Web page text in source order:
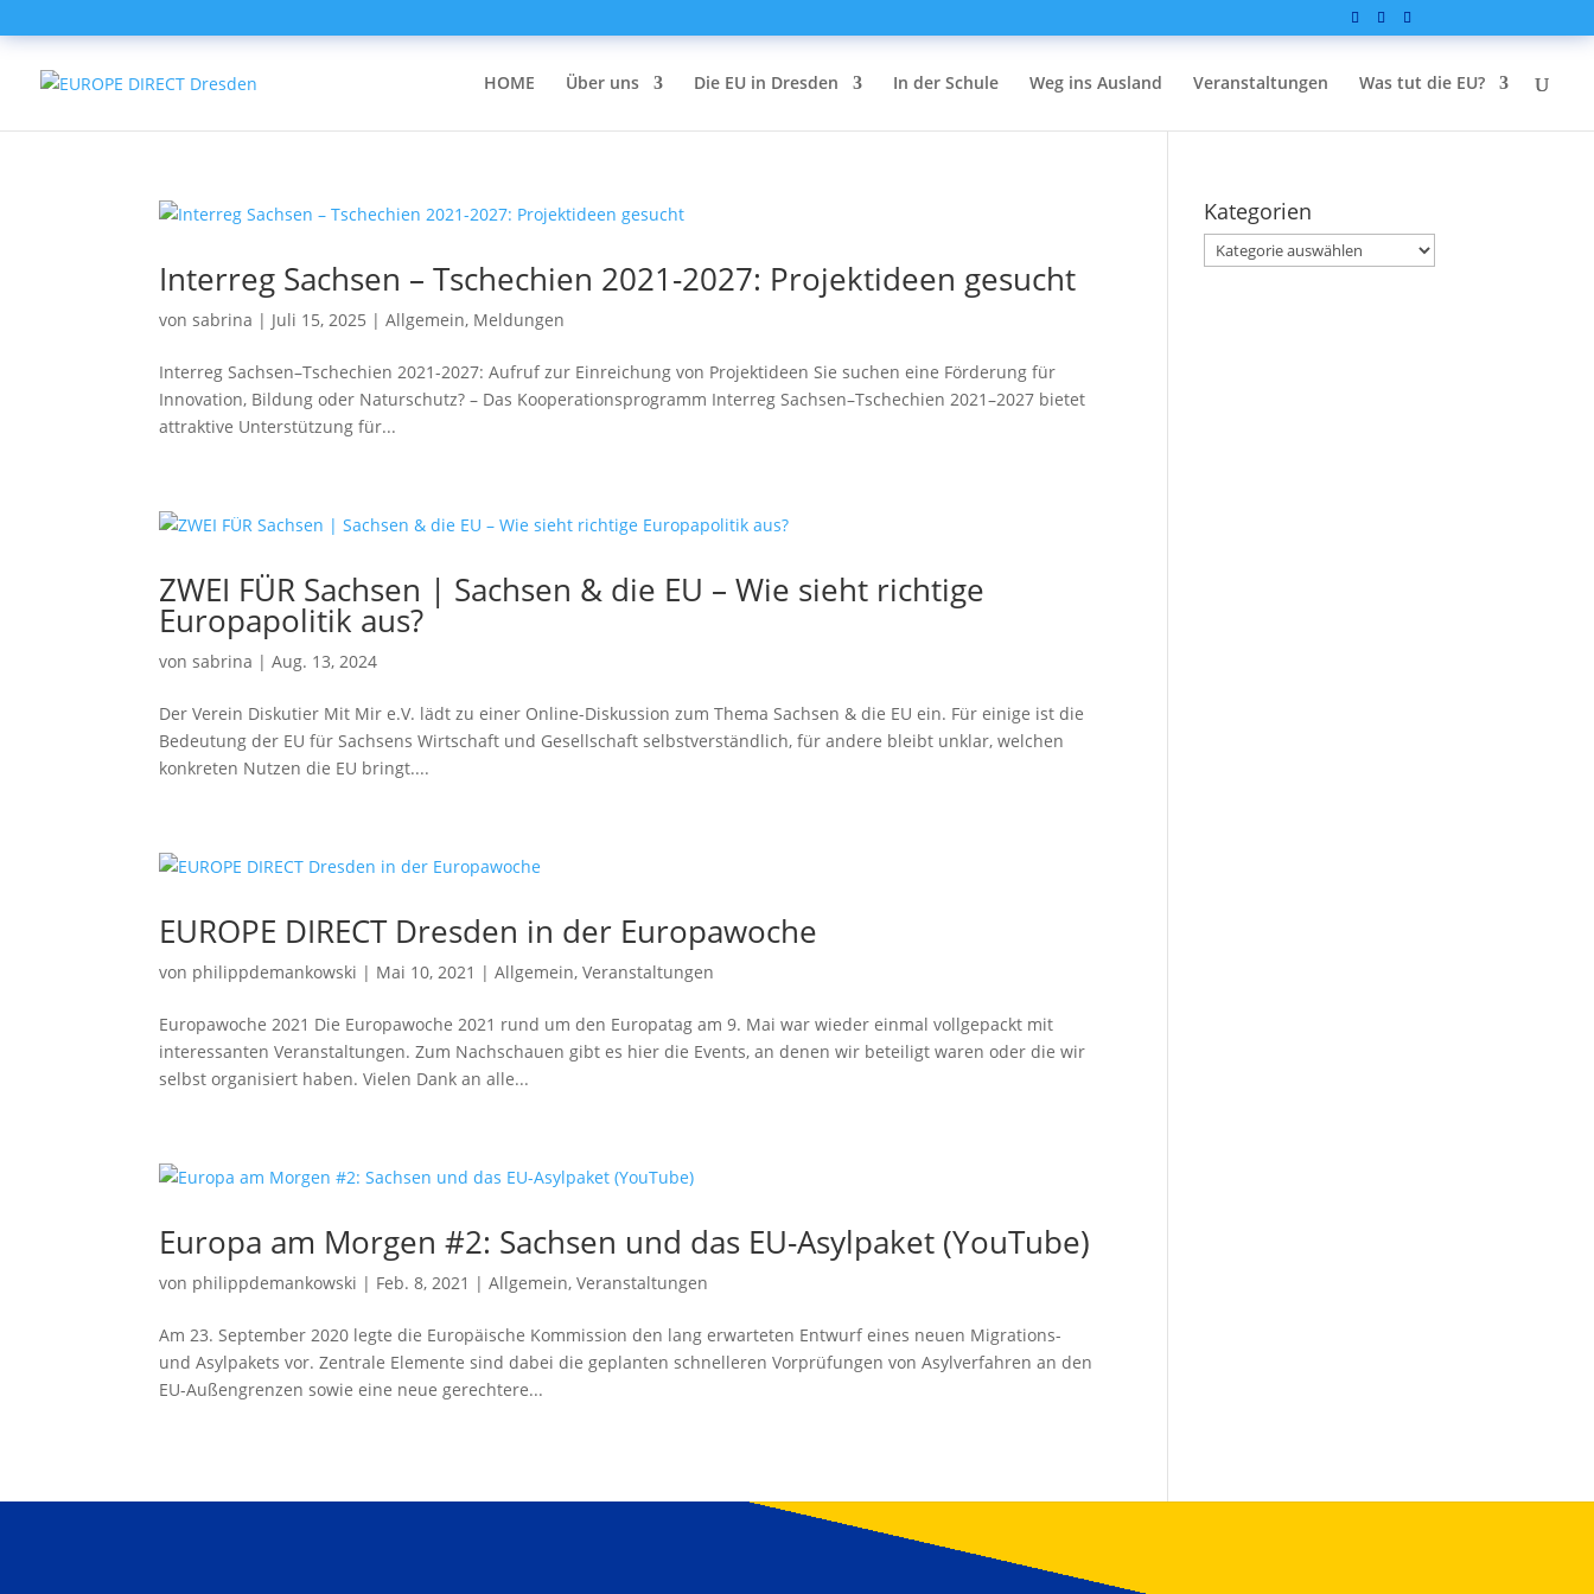
HOME Über uns Die EU in Dresden In der Schule Weg ins Ausland Veranstaltungen Was tut die EU?
Interreg Sachsen – Tschechien 2021-2027: Projektideen gesucht
vonsabrina | Juli 15, 2025 |Allgemein, Meldungen
Interreg Sachsen–Tschechien 2021-2027: Aufruf zur Einreichung von Projektideen Sie suchen eine Förderung für
Innovation, Bildung oder Naturschutz? – Das Kooperationsprogramm Interreg Sachsen–Tschechien 2021–2027 bietet
attraktive Unterstützung für...
ZWEI FÜR Sachsen | Sachsen & die EU – Wie sieht richtige
Europapolitik aus?
vonsabrina |Aug. 13, 2024
Der Verein Diskutier Mit Mir e.V. lädt zu einer Online-Diskussion zum Thema Sachsen & die EU ein. Für einige ist die
Bedeutung der EU für Sachsens Wirtschaft und Gesellschaft selbstverständlich, für andere bleibt unklar, welchen
konkreten Nutzen die EU bringt....
EUROPE DIRECT Dresden in der Europawoche
von philippdemankowski | Mai 10, 2021 |Allgemein,Veranstaltungen
Europawoche 2021 Die Europawoche 2021 rund um den Europatag am 9. Mai war wieder einmal vollgepackt mit
interessanten Veranstaltungen. Zum Nachschauen gibt es hier die Events, an denen wir beteiligt waren oder die wir
selbst organisiert haben. Vielen Dank an alle...
Europa am Morgen #2: Sachsen und das EU-Asylpaket (YouTube)
von philippdemankowski | Feb. 8, 2021 |Allgemein,Veranstaltungen
Am 23. September 2020 legte die Europäische Kommission den lang erwarteten Entwurf eines neuen Migrations-
und Asylpakets vor. Zentrale Elemente sind dabei die geplanten schnelleren Vorprüfungen von Asylverfahren an den
EU-Außengrenzen sowie eine neue gerechtere...
Kategorien
Kategorien